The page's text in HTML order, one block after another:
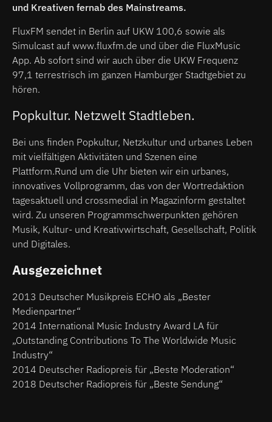
und Kreativen fernab des Mainstreams.
FluxFM sendet in Berlin auf UKW 100,6 sowie als
Simulcast auf www.fluxfm.de und über die FluxMusic
App. Ab sofort sind wir auch über die UKW Frequenz
97,1 terrestrisch im ganzen Hamburger Stadtgebiet zu
hören.
Popkultur. Netzwelt Stadtleben.
Bei uns finden Popkultur, Netzkultur und urbanes Leben
mit vielfältigen Aktivitäten und Szenen eine
Plattform.Rund um die Uhr bieten wir ein urbanes,
innovatives Vollprogramm, das von der Wortredaktion
tagesaktuell und crossmedial in Magazinform gestaltet
wird. Zu unseren Programmschwerpunkten gehören
Musik, Kultur- und Kreativwirtschaft, Gesellschaft, Politik
und Digitales.
Ausgezeichnet
2013 Deutscher Musikpreis ECHO als „Bester
Medienpartner“
2014 International Music Industry Award LA für
„Outstanding Contributions To The Worldwide Music
Industry“
2014 Deutscher Radiopreis für „Beste Moderation“
2018 Deutscher Radiopreis für „Beste Sendung“